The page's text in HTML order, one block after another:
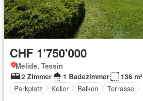
CHF 1'750'000
Melide, Tessin
2 Zimmer
1 Badezimmer
136 m²
Parkplatz
Keller Balkon Terrasse